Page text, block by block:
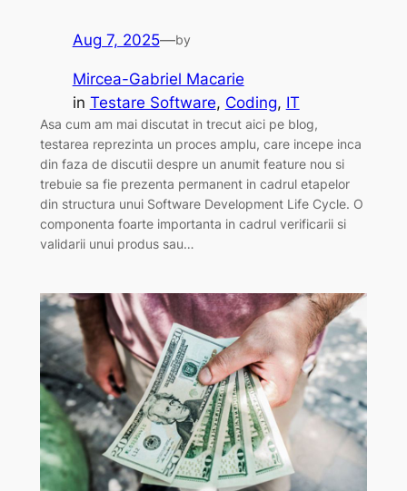
Aug 7, 2025—by
Mircea-Gabriel Macarie
in Testare Software, Coding, IT
Asa cum am mai discutat in trecut aici pe blog,
testarea reprezinta un proces amplu, care incepe inca
din faza de discutii despre un anumit feature nou si
trebuie sa fie prezenta permanent in cadrul etapelor
din structura unui Software Development Life Cycle. O
componenta foarte importanta in cadrul verificarii si
validarii unui produs sau…